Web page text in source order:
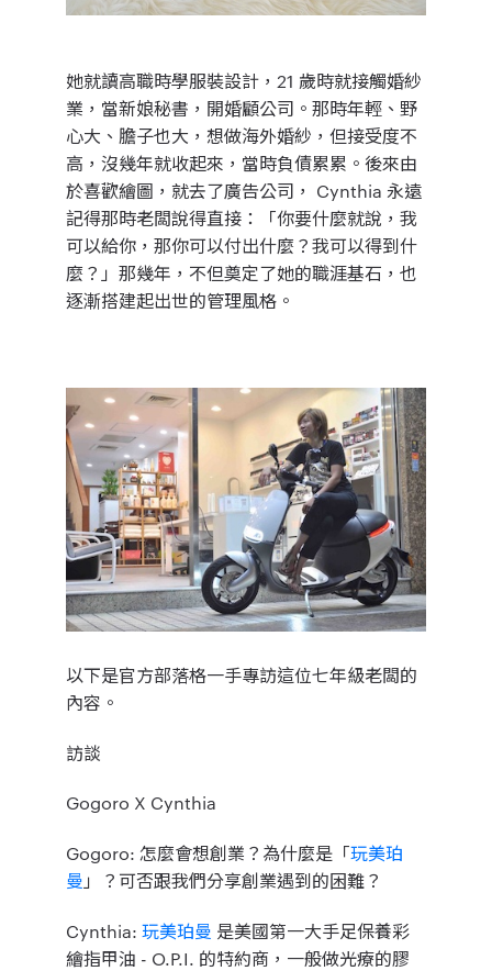
她就讀高職時學服裝設計，21 歲時就接觸婚紗
業，當新娘秘書，開婚顧公司。那時年輕、野
心大、膽子也大，想做海外婚紗，但接受度不
高，沒幾年就收起來，當時負債累累。後來由
於喜歡繪圖，就去了廣告公司， Cynthia 永遠
記得那時老闆說得直接：「你要什麼就說，我
可以給你，那你可以付出什麼？我可以得到什
麼？」那幾年，不但奠定了她的職涯基石，也
逐漸搭建起出世的管理風格。
以下是官方部落格一手專訪這位七年級老闆的
內容。
訪談
Gogoro X Cynthia
Gogoro: 怎麼會想創業？為什麼是「玩美珀
曼 」？可否跟我們分享創業遇到的困難？
Cynthia: 玩美珀曼 是美國第一大手足保養彩
繪指甲油 - O.P.I. 的特約商，一般做光療的膠